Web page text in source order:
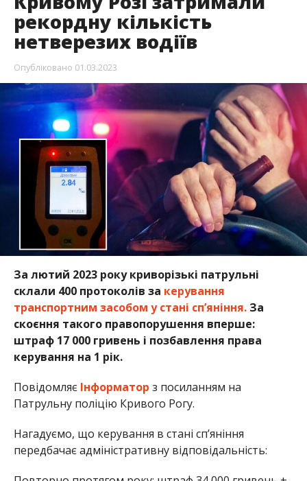
рекордну кількість
нетверезих водіїв
Опубліковано 01.03.2023
За лютий 2023 року криворізькі патрульні
склали 400 протоколів за керування
транспортним засобом у стані сп’яніння.За
скоєння такого правопорушення вперше:
штраф 17 000 гривень і позбавлення права
керування на 1 рік.
Повідомляє Інформатор з посиланням на
Патрульну поліцію Кривого Рогу.
Нагадуємо, що керування в стані сп’яніння
передбачає адміністративну відповідальність: